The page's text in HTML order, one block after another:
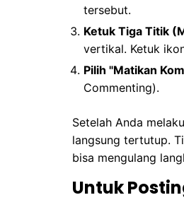
tersebut.
Ketuk Tiga Titik
vertikal. Ketuk
Pilih "Matikan
Commenting).
Setelah Anda
langsung tertutup.
bisa mengulang
Untuk